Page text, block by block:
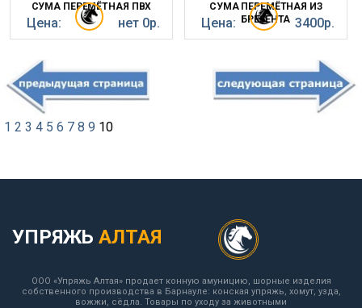
СУМА ПЕРЕМЁТНАЯ ПВХ
Цена: нет 0р.
СУМА ПЕРЕМЁТНАЯ ИЗ
БРЕЗЕНТА
Цена: 3400р.
1 2 3 4 5 6 7 8 9 10
УПРЯЖЬ АЛТАЯ
ООО «Упряжь Алтая» продает конную амуницию, шорные изделия
собственного производства в Барнауле: конская упряжь, хомут, узда,
вожжи, сёдла. Товары по уходу за животными